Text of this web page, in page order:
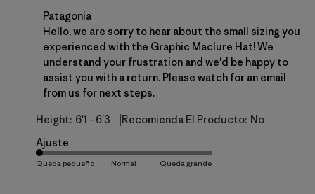
Comentarios del propietario de la tienda sobre la
Patagonia
Hello, we are sorry to hear about the small sizing you
experienced with the Graphic Maclure Hat! We
understand your frustration and we'd be happy to
assist you with a return. Please watch for an email
from us for next steps.
Height: 6'1 - 6'3 Recomienda El Producto: No
Ajuste